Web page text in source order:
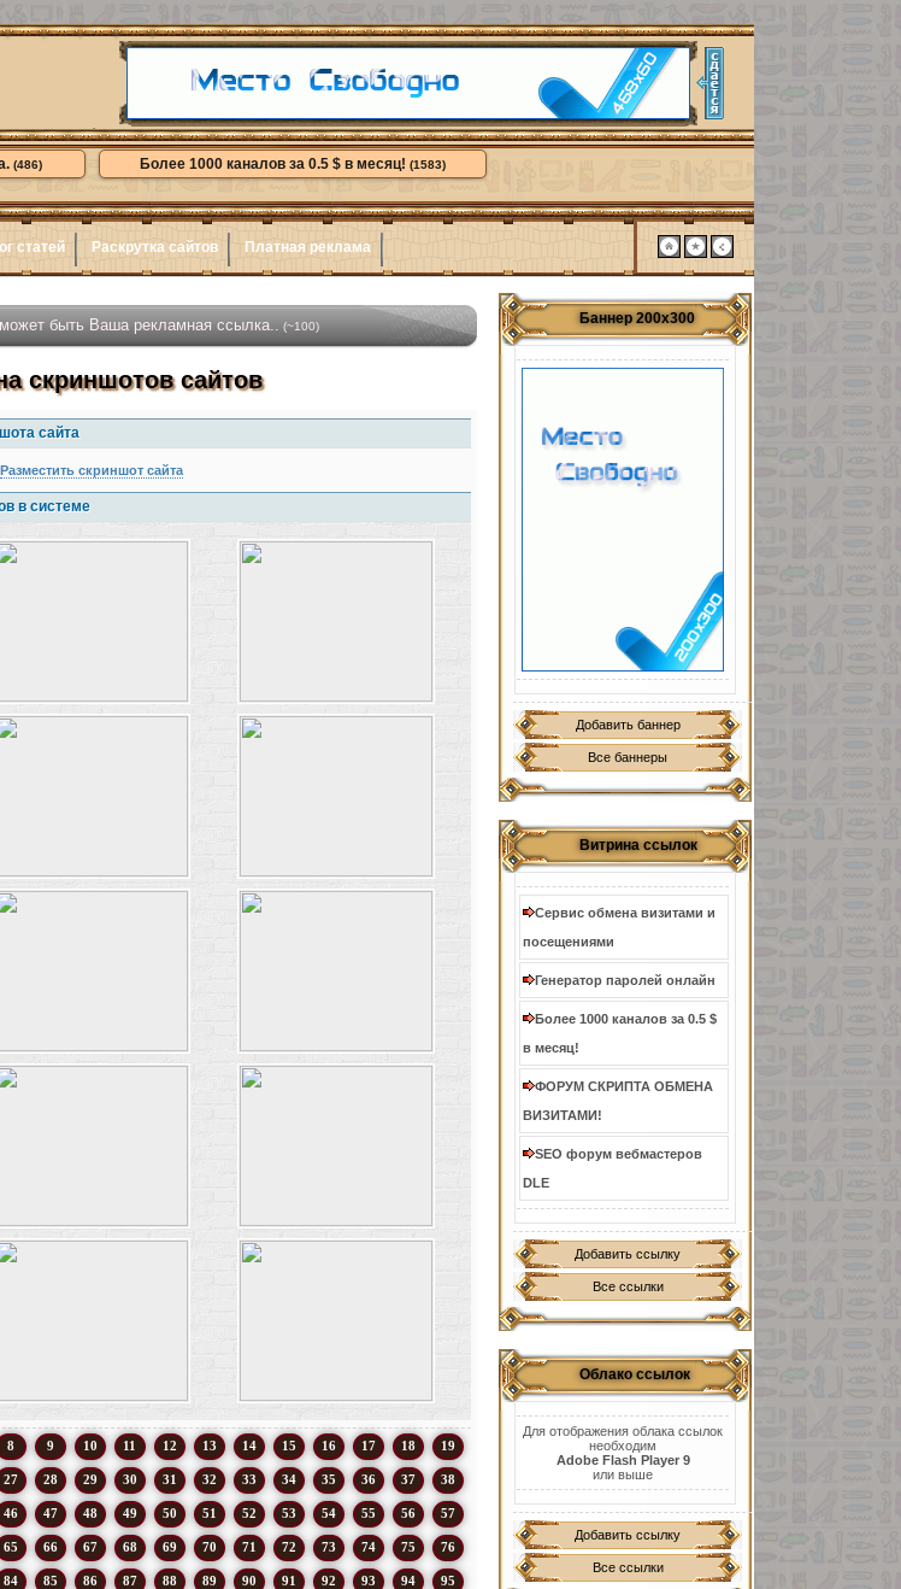
(486) Более 1000 каналов за 0.5 $ в месяц! (1583)
статей Раскрутка сайтов Платная реклама
Баннер 200х300
Добавить баннер
Все баннеры
Витрина ссылок
Сервис обмена визитами и
посещениями
Генератор паролей онлайн
Более 1000 каналов за 0.5 $
в месяц!
ФОРУМ СКРИПТА ОБМЕНА
ВИЗИТАМИ!
SEO форум вебмастеров
DLE
Добавить ссылку
Все ссылки
Облако ссылок
Для отображения облака ссылок
необходим
Adobe Flash Player 9
или выше
Добавить ссылку
Все ссылки
Ваша рекламная ссылка..(~100)
скриншотов сайтов
сайта
Разместить скриншот сайта
в системе
8 9 10 11 12 13 14 15 16 17 18 19
27 28 29 30 31 32 33 34 35 36 37 38
46 47 48 49 50 51 52 53 54 55 56 57
65 66 67 68 69 70 71 72 73 74 75 76
84 85 86 87 88 89 90 91 92 93 94 95